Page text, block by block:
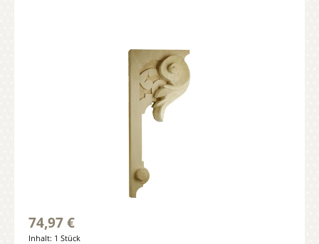
Bildergalerie überspringen
74,97 €
Inhalt: 1 Stück